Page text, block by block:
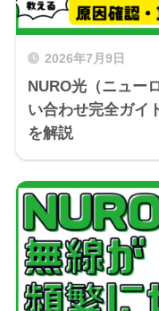
2026年7月9日
NURO光（ニュー
い合わせ完全ガイ
を解説